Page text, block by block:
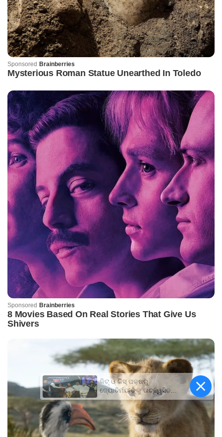
କିଟ୍‍ ଓ କିସ୍‍ ପକ୍ଷରୁ
ଜ୍ୟୋତିର୍ମୟୀଙ୍କୁ ଉଚ୍ଛ୍ୱସିତ
ସମ୍ବର୍ଦ୍ଧନା; ୫ଲକ୍ଷ ଟଙ୍କାର
ପ୍ରୋତ୍ସାହନ ରାଶି ପ୍ରଦାନ